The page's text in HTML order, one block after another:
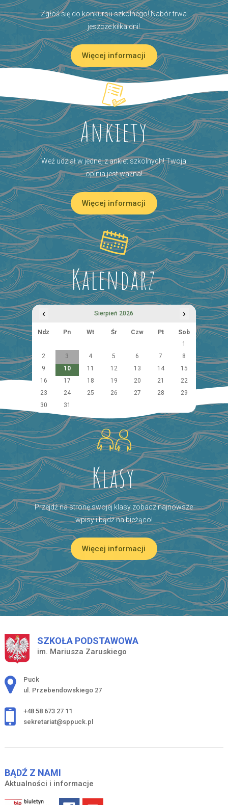
Zgłoś się do konkursu szkolnego! Nabór trwa
jeszcze kilka dni!
Więcej informacji
Ankiety
Weź udział w jednej z ankiet szkolnych! Twoja
opinia jest ważna!
Więcej informacji
Kalendarz
‹ Sierpień 2026 ›
Ndz Pn Wt Śr Czw Pt
Sob
1
2
3 4 5 6 7
8
9
10 11 12 13 14
15
16
17 18 19 20 21
22
23
24 25 26 27 28
29
30
31
Klasy
Przejdź na stronę swojej klasy zobacz najnowsze
wpisy i bądź na bieżąco!
Więcej informacji
SZKOŁA PODSTAWOWA
im. Mariusza Zaruskiego
Adres pocztowy:
Puck
ul. Przebendowskiego 27
+48 58 673 27 11
sekretariat@sppuck.pl
BĄDŹ Z NAMI
Aktualności i informacje